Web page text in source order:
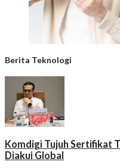
Berita Teknologi
Komdigi Tujuh Sertifikat
Diakui Global